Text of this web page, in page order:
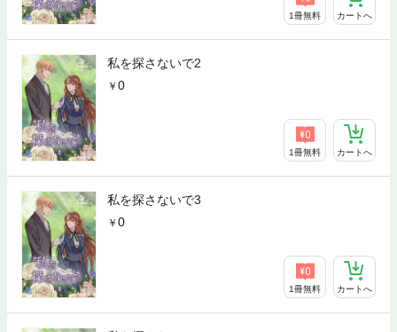
1冊無料 カートへ
私を探さないで2
0
1冊無料 カートへ
私を探さないで3
0
1冊無料 カートへ